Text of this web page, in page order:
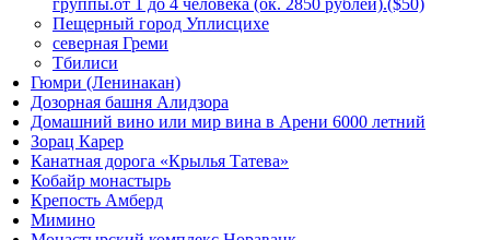
Пещерный город Уплисцихе
северная Греми
Тбилиси
Гюмри (Ленинакан)
Дозорная башня Алидзора
Домашний вино или мир вина в Арени 6000 летний
Зорац Карер
Канатная дорога «Крылья Татева»
Кобайр монастырь
Крепость Амберд
Мимино